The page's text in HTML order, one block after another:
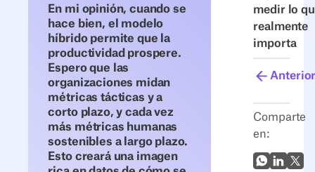
medir lo
realmente
importa
Comparte
en:
WhatsApp
X
En mi opinión, cuando se
hace bien, el modelo
híbrido permite que la
productividad prospere.
Espero que las
organizaciones midan
métricas tácticas y a
corto plazo, y cada vez
más métricas humanas
sostenibles a largo plazo.
Esto creará una imagen